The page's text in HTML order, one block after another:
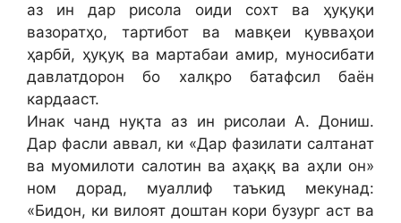
аз ин дар рисола оиди сохт ва ҳуқуқи
вазоратҳо, тартибот ва мавқеи қувваҳои
ҳарбӣ, ҳуқуқ ва мартабаи амир, муносибати
давлатдорон бо халқро батафсил баён
кардааст.
Инак чанд нуқта аз ин рисолаи А. Дониш.
Дар фасли аввал, ки «Дар фазилати салтанат
ва муомилоти салотин ва аҳаққ ва аҳли он»
ном дорад, муаллиф таъкид мекунад:
«Бидон, ки вилоят доштан кори бузург аст ва